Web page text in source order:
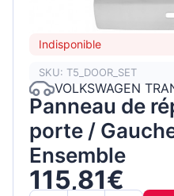
Indisponible
SKU: T5_DOOR_SET
VOLKSWAGEN
Panneau de
porte /
Ensemble
115,81€